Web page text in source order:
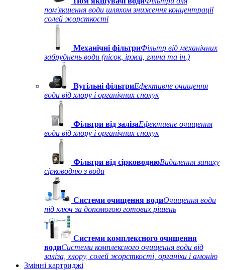
пом'якшення води шляхом зниження концентрації
солей жорсткості
Механічні фільтриФільтр від механічних
забруднень води (пісок, іржа, глина та ін.)
Вугільні фільтриЕфективне очищення
води від хлору і органічних сполук
Фільтри від залізаЕфективне очищення
води від хлору і органічних сполук
Фільтри від сірководнюВидалення запаху
сірководню з води
Системи очищення водиОчищення води
під ключ за допомогою готових рішень
Системи комплексного очищення
водиСистеми комплексного очищення води від
заліза, хлору, солей жорсткості, органіки і амонію
Змінні картриджі